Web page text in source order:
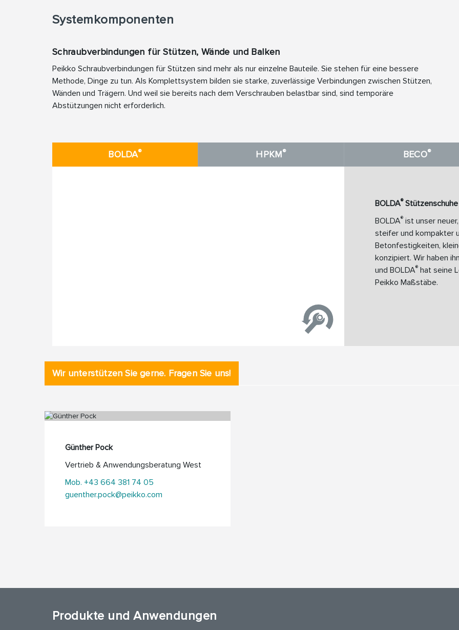
Systemkomponenten
Schraubverbindungen für Stützen, Wände und Balken
Peikko Schraubverbindungen für Stützen sind mehr als nur einzelne Bauteile. Sie stehen für eine bessere
Methode, Dinge zu tun. Als Komplettsystem bilden sie starke, zuverlässige Verbindungen zwischen Stützen,
Wänden und Trägern. Und weil sie bereits nach dem Verschrauben belastbar sind, sind temporäre
Abstützungen nicht erforderlich.
BOLDA® HPKM® BECO®
BOLDA®Stützenschuhe
BOLDA® ist unser
steifer und kompakter
Betonfestigkeiten,
konzipiert. Wir haben
und BOLDA® hat seine
Peikko Maßstäbe.
Wir unterstützen Sie gerne. Fragen Sie uns!
Günther Pock
Vertrieb & Anwendungsberatung West
Mob. +43 664 381 74 05
guenther.pock@peikko.com
Produkte und Anwendungen